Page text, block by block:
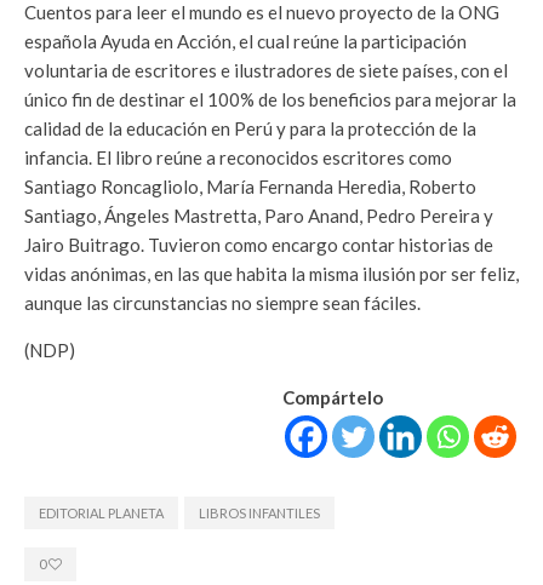
Cuentos para leer el mundo es el nuevo proyecto de la ONG
española Ayuda en Acción, el cual reúne la participación
voluntaria de escritores e ilustradores de siete países, con el
único fin de destinar el 100% de los beneficios para mejorar la
calidad de la educación en Perú y para la protección de la
infancia. El libro reúne a reconocidos escritores como
Santiago Roncagliolo, María Fernanda Heredia, Roberto
Santiago, Ángeles Mastretta, Paro Anand, Pedro Pereira y
Jairo Buitrago. Tuvieron como encargo contar historias de
vidas anónimas, en las que habita la misma ilusión por ser feliz,
aunque las circunstancias no siempre sean fáciles.
(NDP)
Compártelo
EDITORIAL PLANETA LIBROS INFANTILES
0